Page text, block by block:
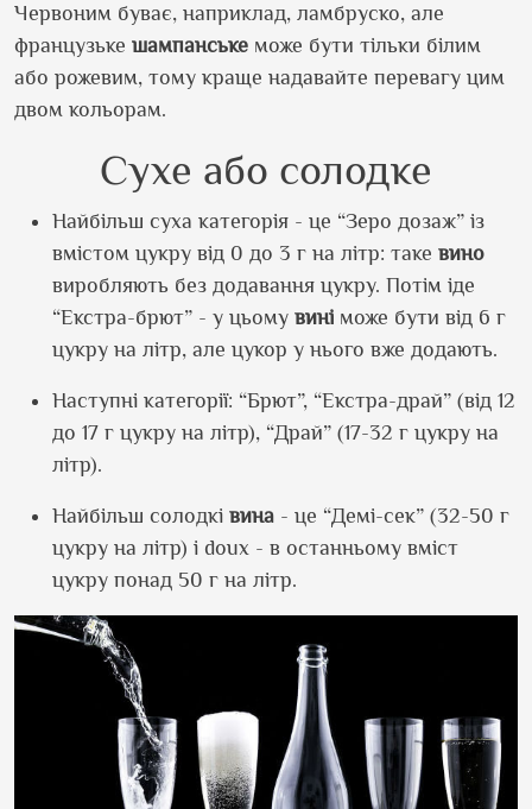
Червоним буває, наприклад, ламбруско, але
французьке шампанське може бути тільки білим
або рожевим, тому краще надавайте перевагу цим
двом кольорам.
Сухе або солодке
Найбільш суха категорія - це “Зеро дозаж” із
вмістом цукру від 0 до 3 г на літр: таке вино
виробляють без додавання цукру. Потім іде
“Екстра-брют” - у цьому вині може бути від 6 г
цукру на літр, але цукор у нього вже додають.
Наступні категорії: “Брют”, “Екстра-драй” (від 12
до 17 г цукру на літр), “Драй” (17-32 г цукру на
літр).
Найбільш солодкі вина - це “Демі-сек” (32-50 г
цукру на літр) і doux - в останньому вміст
цукру понад 50 г на літр.